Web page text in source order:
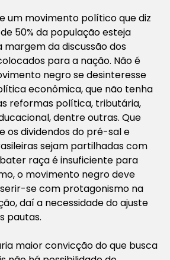
um movimento político que diz
50% da população esteja
da discussão dos
para a nação. Não é
negro se desinteresse
econômica, que não tenha
reformas política, tributária,
dentre outras. Que
os dividendos do pré-sal e
sejam partilhadas com
raça é insuficiente para
o movimento negro deve
se com protagonismo na
daí a necessidade do ajuste
pautas.
maior convicção do que busca